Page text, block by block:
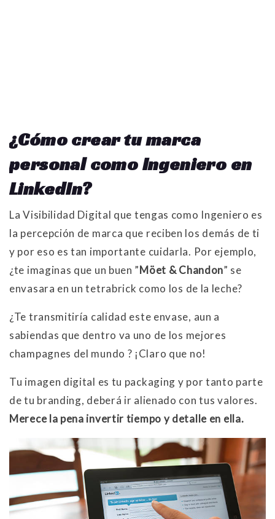
¿Cómo crear tu marca
personal como Ingeniero en
LinkedIn?
La Visibilidad Digital que tengas como Ingeniero es
la percepción de marca que reciben los demás de ti
y por eso es tan importante cuidarla. Por ejemplo,
¿te imaginas que un buen ”Möet & Chandon” se
envasara en un tetrabrick como los de la leche?
¿Te transmitiría calidad este envase, aun a
sabiendas que dentro va uno de los mejores
champagnes del mundo ? ¡Claro que no!
Tu imagen digital es tu packaging y por tanto parte
de tu branding, deberá ir alienado con tus valores.
Merece la pena invertir tiempo y detalle en ella.